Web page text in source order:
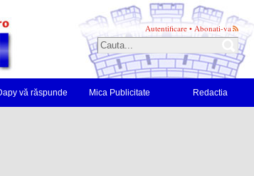
Autentificare • Abonati-va
vă răspunde Mica Publicitate Redactia